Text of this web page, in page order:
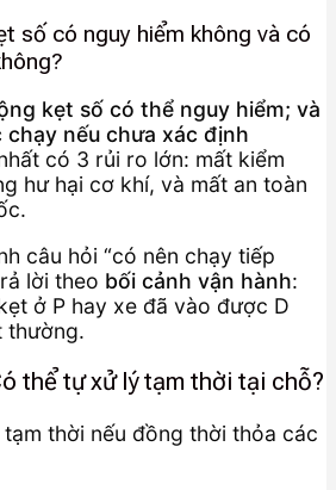
số có nguy hiểm không và có
kẹt số có thể nguy hiểm; và
nếu chưa xác định
có 3 rủi ro lớn: mất kiểm
hư hại cơ khí, và mất an toàn
câu hỏi “có nên chạy tiếp
lời theo bối cảnh vận hành:
ở P hay xe đã vào được D
thường.
thể tự xử lý tạm thời tại chỗ?
thời nếu đồng thời thỏa các